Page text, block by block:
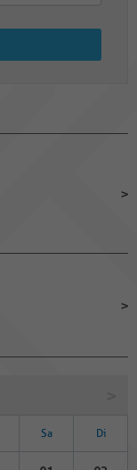
Sa Di